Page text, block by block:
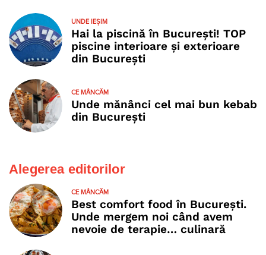
UNDE IEȘIM
Hai la piscină în București! TOP
piscine interioare și exterioare
din București
CE MÂNCĂM
Unde mănânci cel mai bun kebab
din București
Alegerea editorilor
CE MÂNCĂM
Best comfort food în București.
Unde mergem noi când avem
nevoie de terapie… culinară